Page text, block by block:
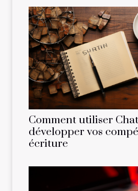
Comment utiliser
développer vos
écriture